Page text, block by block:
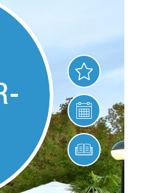
ANGEBOTE
ONLINE BUCHEN